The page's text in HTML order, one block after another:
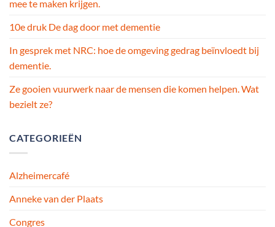
mee te maken krijgen.
10e druk De dag door met dementie
In gesprek met NRC: hoe de omgeving gedrag beïnvloedt bij
dementie.
Ze gooien vuurwerk naar de mensen die komen helpen. Wat
bezielt ze?
CATEGORIEËN
Alzheimercafé
Anneke van der Plaats
Congres